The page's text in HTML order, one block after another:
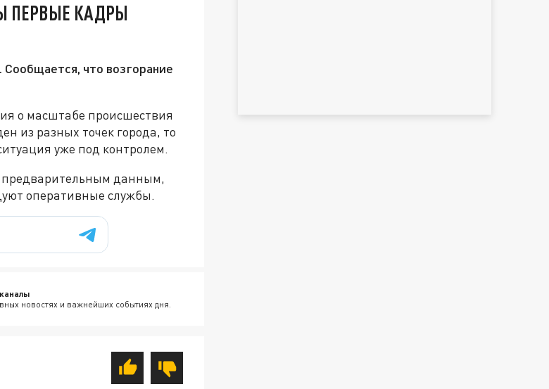
ПЕРВЫЕ КАДРЫ
что возгорание
о масштабе происшествия
из разных точек города, то
уже под контролем.
предварительным данным,
оперативные службы.
новостях и важнейших событиях дня.